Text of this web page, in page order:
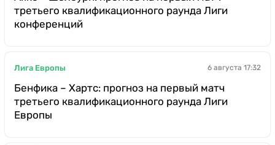
третьего квалификационного раунда Лиги
конференций
Лига Европы 6 августа 17:32
Бенфика – Хартс: прогноз на первый матч
третьего квалификационного раунда Лиги
Европы